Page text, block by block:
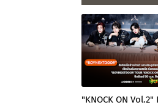
"KNOCK ON Vol.2"